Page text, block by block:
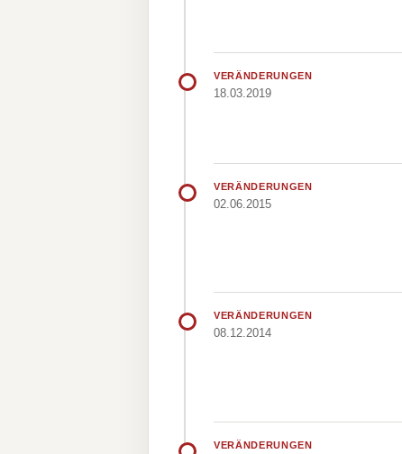
VERÄNDERUNGEN
18.03.2019
VERÄNDERUNGEN
02.06.2015
VERÄNDERUNGEN
08.12.2014
VERÄNDERUNGEN